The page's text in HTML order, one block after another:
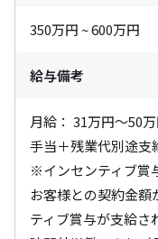
350万円 ~ 600万円
給与備考
月給： 31万円～50
手当＋残業代別途支
※インセンティブ賞
お客様との契約金
ティブ賞与が支給さ